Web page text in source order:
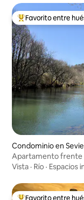
De los mejores en
Favorito entre
Condominio en
Apartamento frente
interés.
Vista · Río · Espacios
Favorito entre